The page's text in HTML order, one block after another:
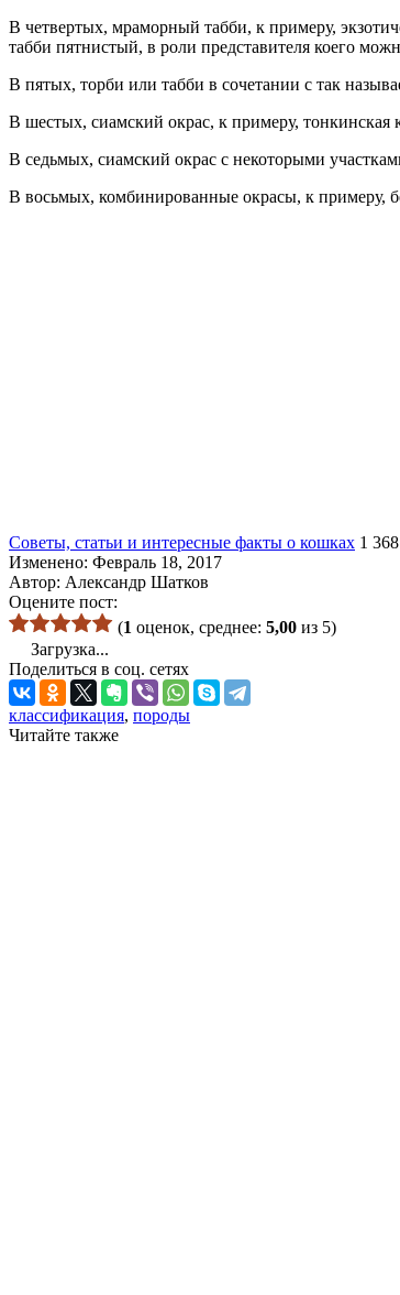
В четвертых, мраморный табби, к примеру,
табби пятнистый, в роли представителя коего
В пятых, торби или табби в сочетании с так
В шестых, сиамский окрас, к примеру, тонкинская
В седьмых, сиамский окрас с некоторыми
В восьмых, комбинированные окрасы, к примеру,
Советы, статьи и интересные факты о кошках 1 368
Изменено: Февраль 18, 2017
Автор: Александр Шатков
Оцените пост:
(1 оценок, среднее: 5,00 из 5)
Загрузка...
Поделиться в соц. сетях
классификация, породы
Читайте также